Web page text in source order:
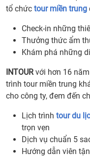
tổ chức tour miền trung
Check-in những
Thưởng thức ẩm
Khám phá những
INTOURvới hơn 16
trình tour miền trung
cho công ty, đem đến
Lịch trình tour du
trọn vẹn
Dịch vụ chuẩn 5
Hướng dẫn viên